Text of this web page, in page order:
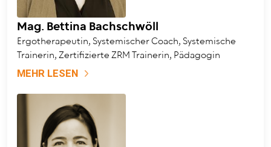
Mag. Bettina Bachschwöll
Ergotherapeutin, Systemischer Coach, Systemische
Trainerin, Zertifizierte ZRM Trainerin, Pädagogin
MEHR LESEN